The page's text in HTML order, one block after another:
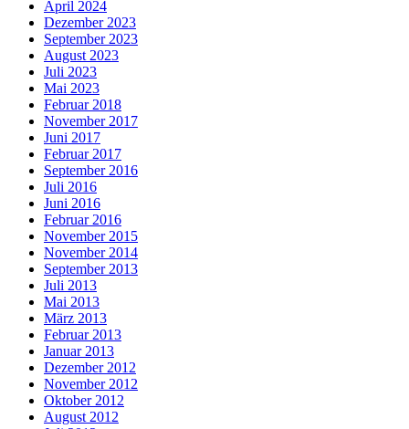
April 2024
Dezember 2023
September 2023
August 2023
Juli 2023
Mai 2023
Februar 2018
November 2017
Juni 2017
Februar 2017
September 2016
Juli 2016
Juni 2016
Februar 2016
November 2015
November 2014
September 2013
Juli 2013
Mai 2013
März 2013
Februar 2013
Januar 2013
Dezember 2012
November 2012
Oktober 2012
August 2012